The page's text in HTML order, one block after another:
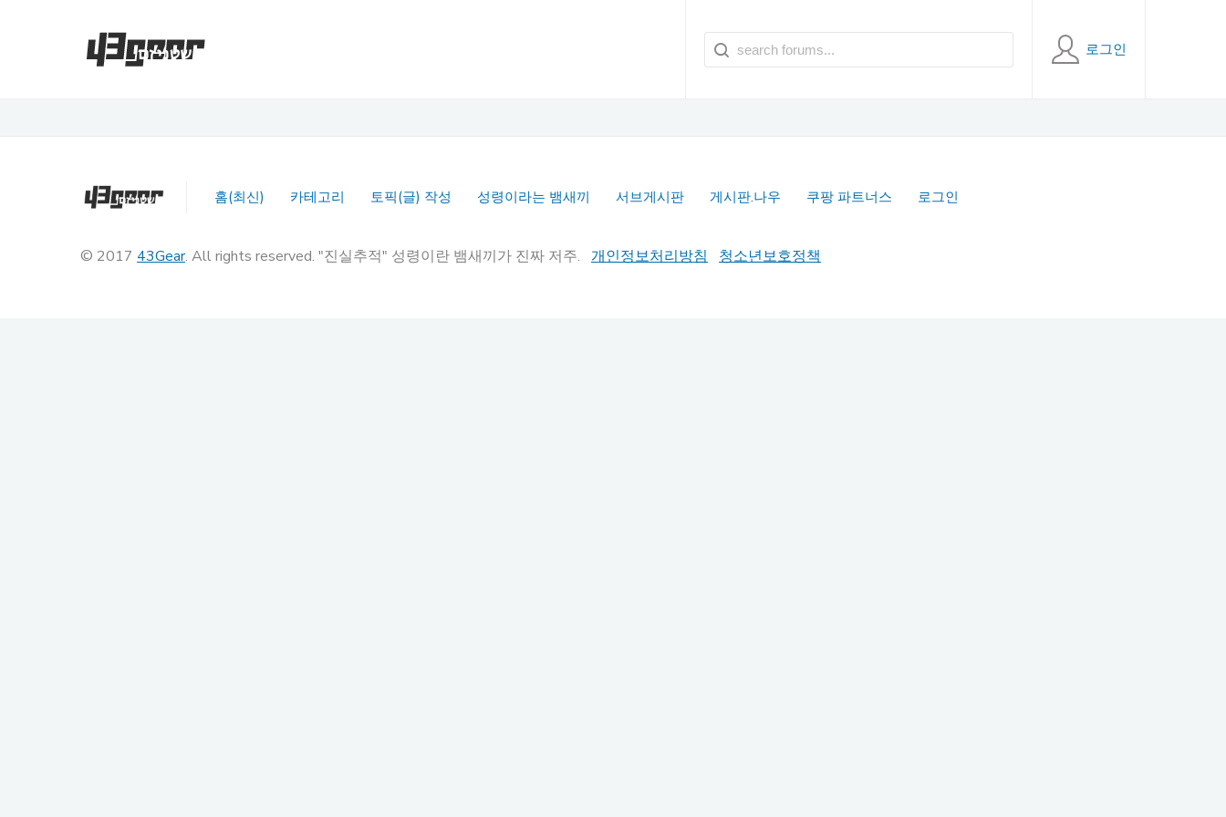
로그인
홈(최신) 카테고리 토픽(글) 작성 성령이라는 뱀새끼 서브게시판 게시판.나우 쿠팡 파트너스 로그인
© 2017 43Gear. All rights reserved. "진실추적" 성령이란 뱀새끼가 진짜 저주. 개인정보처리방침 청소년보호정책